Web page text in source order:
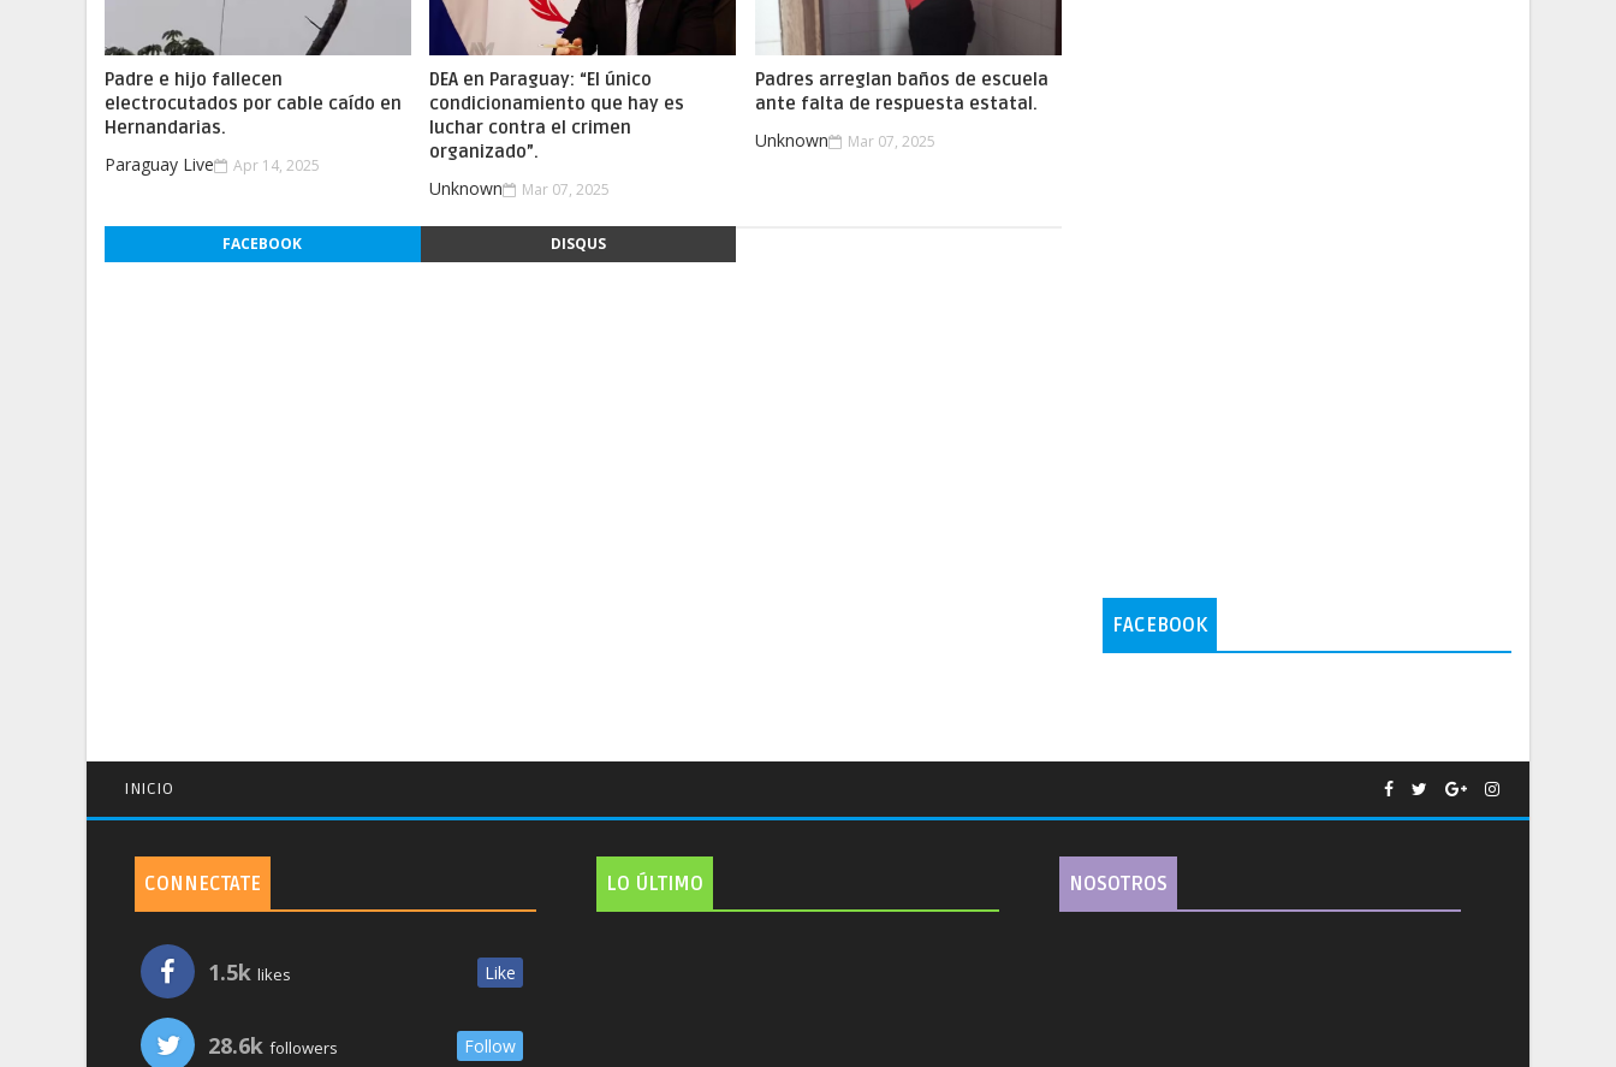
Padre e hijo fallecen
electrocutados por cable caído en
Hernandarias.
Paraguay Live Apr 14, 2025
DEA en Paraguay: “El único
condicionamiento que hay es
luchar contra el crimen
organizado”.
Unknown Mar 07, 2025
Padres arreglan baños de escuela
ante falta de respuesta estatal.
Unknown Mar 07, 2025
FACEBOOK DISQUS
FACEBOOK
INICIO
CONNECTATE
1.5k likes Like
28.6k followers Follow
LO ÚLTIMO NOSOTROS